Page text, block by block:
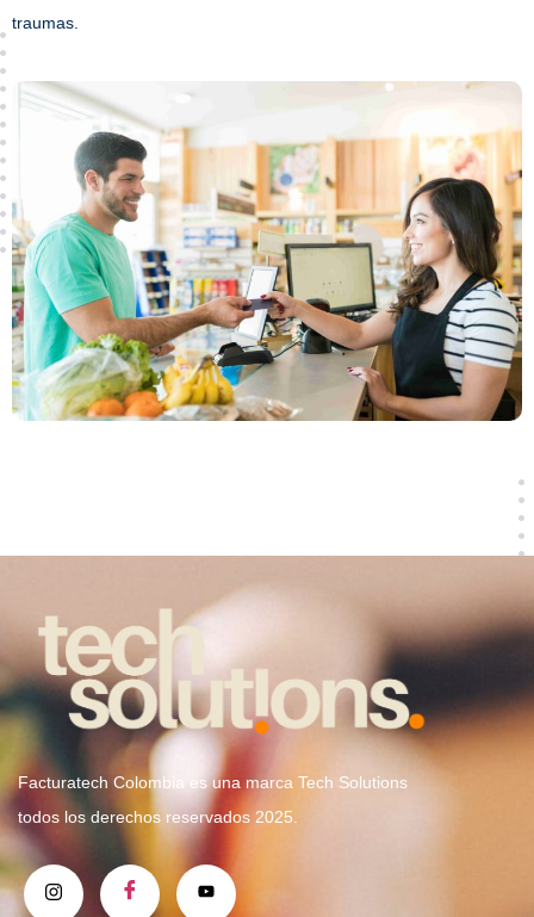
traumas.
Facturatech Colombia es una marca Tech Solutions
todos los derechos reservados 2025.